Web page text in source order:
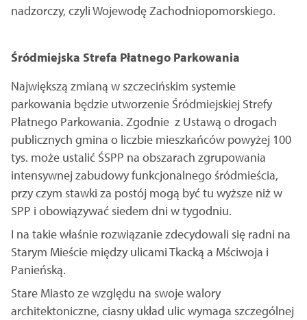
nadzorczy, czyli Wojewodę Zachodniopomorskiego.
Śródmiejska Strefa Płatnego Parkowania
Największą zmianą w szczecińskim systemie
parkowania będzie utworzenie Śródmiejskiej Strefy
Płatnego Parkowania. Zgodnie z Ustawą o drogach
publicznych gmina o liczbie mieszkańców powyżej 100
tys. może ustalić ŚSPP na obszarach zgrupowania
intensywnej zabudowy funkcjonalnego śródmieścia,
przy czym stawki za postój mogą być tu wyższe niż w
SPP i obowiązywać siedem dni w tygodniu.
I na takie właśnie rozwiązanie zdecydowali się radni na
Starym Mieście między ulicami Tkacką a Mściwoja i
Panieńską.
Stare Miasto ze względu na swoje walory
architektoniczne, ciasny układ ulic wymaga szczególnej